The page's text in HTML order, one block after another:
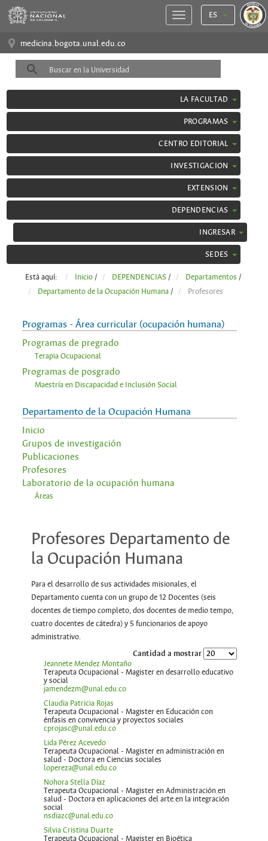
ES
medicina.bogota.unal.edu.co
LA FACULTAD
PROGRAMAS
CENTRO EDITORIAL
INVESTIGACION
EXTENSION
DEPENDENCIAS
INGRESAR
SEDES
Está aquí: Inicio / DEPENDENCIAS / Departamentos /
Departamento de la Ocupación Humana / Profesores
Programas - Área curricular (ocupación humana)
Programas de pregrado
Terapia Ocupacional
Programas de posgrado
Maestría en Discapacidad e Inclusión Social
Departamento de la Ocupación Humana
Inicio
Grupos de investigación
Publicaciones
Profesores
Laboratorio de la ocupación humana
Áreas
Profesores Departamento de
la Ocupación Humana
Para el desarrollo de sus actividades misionales, el
Departamento cuenta con un grupo de 12 Docentes (seis
docentes de tiempo completo, dos docentes de medio tempo,
cuatro docentes de cátedra) y 5 funcionarios de apoyo
administrativo.
Cantidad a mostrar
Jeannete Mendez Montaño
Terapeuta Ocupacional - Magister en desarrollo educativo
y social
jamendezm@unal.edu.co
Claudia Patricia Rojas
Terapeuta Ocupacional - Magister en Educación con
énfasis en convivencia y proyectos sociales
cprojasc@unal.edu.co
Lida Pérez Acevedo
Terapeuta Ocupacional - Magister en administración en
salud - Doctora en Ciencias sociales
lopereza@unal.edu.co
Nohora Stella Díaz
Terapeuta Ocupacional - Magister en Administración en
salud - Doctora en aplicaciones del arte en la integración
social
nsdiazc@unal.edu.co
Silvia Cristina Duarte
Terapeuta Ocupacional - Magister en Bioética